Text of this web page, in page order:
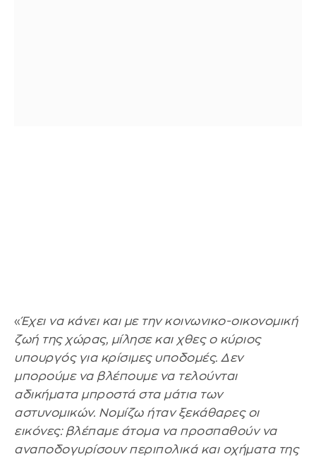
«Έχει να κάνει και με την κοινωνικο-οικονομική
ζωή της χώρας, μίλησε και χθες ο κύριος
υπουργός για κρίσιμες υποδομές. Δεν
μπορούμε να βλέπουμε να τελούνται
αδικήματα μπροστά στα μάτια των
αστυνομικών. Νομίζω ήταν ξεκάθαρες οι
εικόνες: βλέπαμε άτομα να προσπαθούν να
αναποδογυρίσουν περιπολικά και οχήματα της